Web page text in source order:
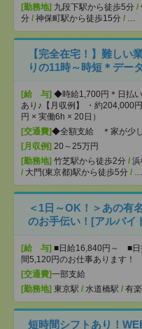
[勤務地] 九段下駅から徒歩5分 /
分 / 神保町駅から徒歩15分 / …
【完全在宅！】難しい
りの11時～時短＊デー
[給 与] ◆時給1,700円＊日払
あり♪【月収例】 ・約204,000
円 × 実働6h × 20日）
[交通費]◆全額支給 ＊家が少し
[月収例] 20～25万円
[勤務地] 竹芝駅から徒歩2分 /
/ 大門(東京都)駅から徒歩5分 / …
＜1日～OK！＞あの有
のお手伝い！[アルバイ
[給 与] ■日給16,840円～ ■
間5,120円のお仕事あります！
[交通費]一部支給
[勤務地] 東京駅 / 水道橋駅 / 有
短時間シフトあり！